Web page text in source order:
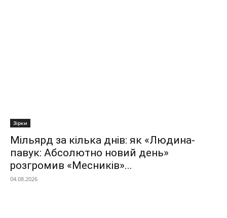
Зірки
Мільярд за кілька днів: як «Людина-
павук: Абсолютно новий день»
розгромив «Месників»...
04.08.2026